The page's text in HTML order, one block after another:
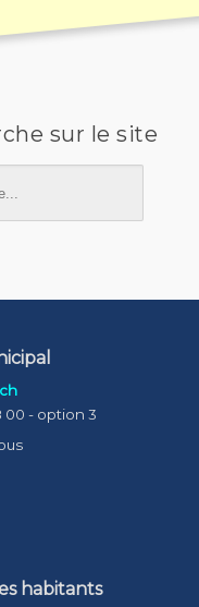
sur le site
00 - option 3
vous
habitants